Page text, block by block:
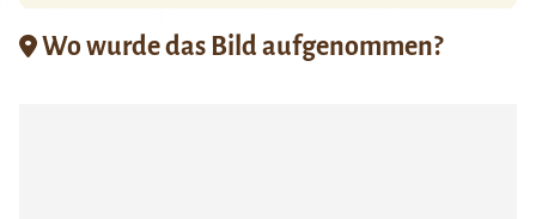
Wo wurde das Bild aufgenommen?